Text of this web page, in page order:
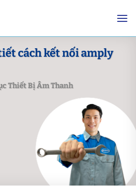
cách kết nối amply
Thiết Bị Âm Thanh